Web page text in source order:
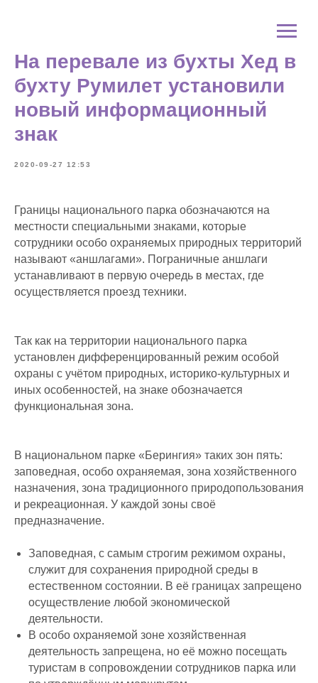
На перевале из бухты Хед в
бухту Румилет установили
новый информационный
знак
2020-09-27 12:53
Границы национального парка обозначаются на
местности специальными знаками, которые
сотрудники особо охраняемых природных территорий
называют «аншлагами». Пограничные аншлаги
устанавливают в первую очередь в местах, где
осуществляется проезд техники.
Так как на территории национального парка
установлен дифференцированный режим особой
охраны с учётом природных, историко-культурных и
иных особенностей, на знаке обозначается
функциональная зона.
В национальном парке «Берингия» таких зон пять:
заповедная, особо охраняемая, зона хозяйственного
назначения, зона традиционного природопользования
и рекреационная. У каждой зоны своё
предназначение.
Заповедная, с самым строгим режимом охраны,
служит для сохранения природной среды в
естественном состоянии. В её границах запрещено
осуществление любой экономической
деятельности.
В особо охраняемой зоне хозяйственная
деятельность запрещена, но её можно посещать
туристам в сопровождении сотрудников парка или